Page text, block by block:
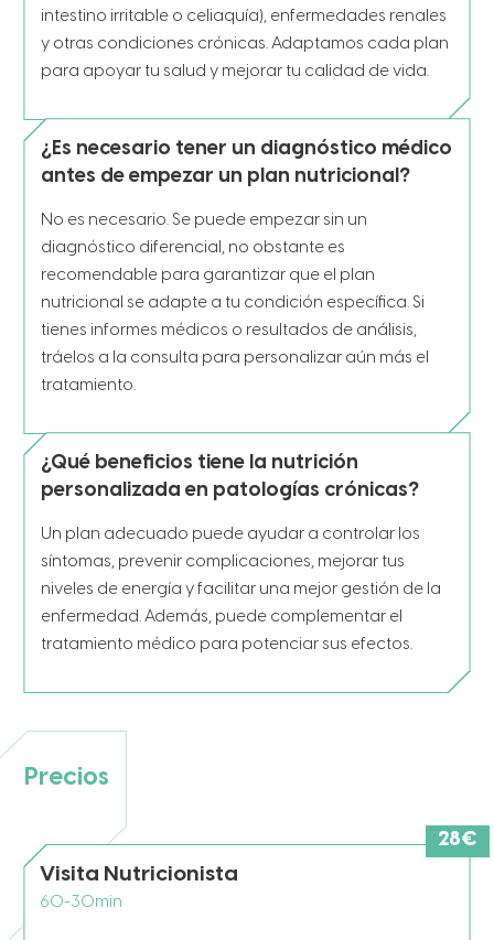
intestino irritable o celiaquía), enfermedades renales
y otras condiciones crónicas. Adaptamos cada plan
para apoyar tu salud y mejorar tu calidad de vida.
¿Es necesario tener un diagnóstico médico
antes de empezar un plan nutricional?
No es necesario. Se puede empezar sin un
diagnóstico diferencial, no obstante es
recomendable para garantizar que el plan
nutricional se adapte a tu condición específica. Si
tienes informes médicos o resultados de análisis,
tráelos a la consulta para personalizar aún más el
tratamiento.
¿Qué beneficios tiene la nutrición
personalizada en patologías crónicas?
Un plan adecuado puede ayudar a controlar los
síntomas, prevenir complicaciones, mejorar tus
niveles de energía y facilitar una mejor gestión de la
enfermedad. Además, puede complementar el
tratamiento médico para potenciar sus efectos.
Precios
Visita Nutricionista
60-30min
28€